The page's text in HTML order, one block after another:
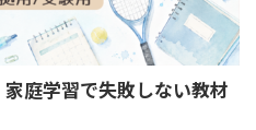
庭学習で失敗しない教材